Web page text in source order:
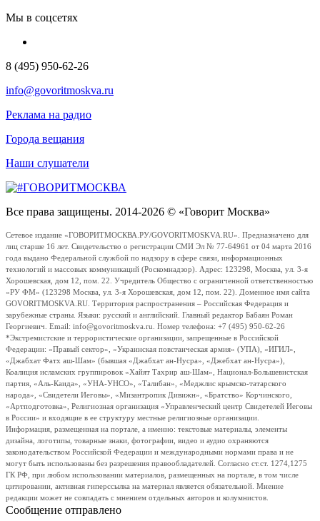
Мы в соцсетях
8 (495) 950-62-26
info@govoritmoskva.ru
Реклама на радио
Города вещания
Наши слушатели
Все права защищены. 2014-2026 © «Говорит Москва»
Сетевое издание «ГОВОРИТМОСКВА.РУ/GOVORITMOSKVA.RU». Предназначено для
лиц старше 16 лет. Свидетельство о регистрации СМИ Эл № 77-64961 от 04 марта 2016
года выдано Федеральной службой по надзору в сфере связи, информационных
технологий и массовых коммуникаций (Роскомнадзор). Адрес: 123298, Москва, ул. 3-я
Хорошевская, дом 12, пом. 22. Учредитель Общество с ограниченной ответственностью
«РУ ФМ» (123298 Москва, ул. 3-я Хорошевская, дом 12, пом. 22). Доменное имя сайта
GOVORITMOSKVA.RU. Территория распространения – Российская Федерация и
зарубежные страны. Языки: русский и английский. Главный редактор Бабаян Роман
Георгиевич. Email: info@govoritmoskva.ru. Номер телефона: +7 (495) 950-62-26
*Экстремистские и террористические организации, запрещенные в Российской
Федерации: «Правый сектор», «Украинская повстанческая армия» (УПА), «ИГИЛ»,
«Джабхат Фатх аш-Шам» (бывшая «Джабхат ан-Нусра», «Джебхат ан-Нусра»),
Коалиция исламских группировок «Хайят Тахрир аш-Шам», Национал-Большевистская
партия, «Аль-Каида», «УНА-УНСО», «Талибан», «Меджлис крымско-татарского
народа», «Свидетели Иеговы», «Мизантропик Дивижн», «Братство» Корчинского,
«Артподготовка», Религиозная организация «Управленческий центр Свидетелей Иеговы
в России» и входящие в ее структуру местные религиозные организации.
Информация, размещенная на портале, а именно: текстовые материалы, элементы
дизайна, логотипы, товарные знаки, фотографии, видео и аудио охраняются
законодательством Российской Федерации и международными нормами права и не
могут быть использованы без разрешения правообладателей. Согласно ст.ст. 1274,1275
ГК РФ, при любом использовании материалов, размещенных на портале, в том числе
цитировании, активная гиперссылка на материал является обязательной. Мнение
редакции может не совпадать с мнением отдельных авторов и колумнистов.
Сообщение отправлено